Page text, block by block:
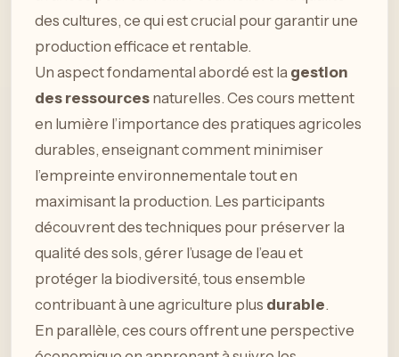
des cultures, ce qui est crucial pour garantir une
production efficace et rentable.
Un aspect fondamental abordé est la gestion
des ressources naturelles. Ces cours mettent
en lumière l’importance des pratiques agricoles
durables, enseignant comment minimiser
l’empreinte environnementale tout en
maximisant la production. Les participants
découvrent des techniques pour préserver la
qualité des sols, gérer l’usage de l’eau et
protéger la biodiversité, tous ensemble
contribuant à une agriculture plus durable.
En parallèle, ces cours offrent une perspective